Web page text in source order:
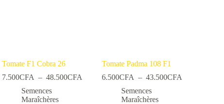
Tomate F1 Cobra 26
7.500CFA – 48.500CFA
Semences
Maraîchères
Tomate Padma 108 F1
6.500CFA – 43.500CFA
Semences
Maraîchères